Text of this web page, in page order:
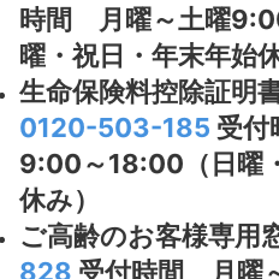
時間 月曜～土曜
曜・祝日・年末年始休
生命保険料控除証明
0120-503-185 受
9:00～18:00（日曜
休み）
ご高齢のお客様専用
828 受付時間 月曜